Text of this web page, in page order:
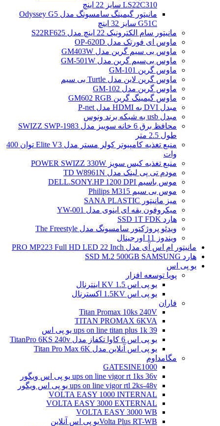
LS22C310 سایز 22 اینچ
مانیتور گیمینگ سامسونگ مدل Odyssey G5
G51C سایز 32 اینچ
مانیتور سام الکترونیک 22 اینچ مدل S22RF625
ماوس ای فورتک مدل OP-620D
ماوس بی سیم گرین مدل GM403W
ماوس بی‌سیم گرین مدل GM-501W
ماوس گرین GM-101
ماوس گرین لاین مدل Turtle بی سیم
ماوس گرین مدل GM-102
ماوس گیمینگ گرین GM602 RGB
مبدل DVI به HDMI مدل P-net
مبدل usb به شبکه برند ونوس
محافظ برق 6 خانه سوییز مدل SWIZZ SWP-1983
طول 2.5 متر
منبع تغذیه کامپیوتر کولر مستر مدل Elite V3 توان 400
وات
منبع تغذیه کیس سویز POWER SWIZZ 330W
مودم تی پی لینک مدل TD W8961N
موس باسیم DELL.SONY.HP 1200 DPI
موس بی سیم Philips M315
میز مانیتور SANA PLASTIC
میکروفون یقه ای اینوی مدل YW-001
هارد SSD 1T FDK
ویدئو پروژکتور سامسونگ مدل The Freestyle
ویندوز 11 اورجینال
مانیتور ام اس آی مدل PRO MP223 Full HD LED 22 Inch
هارد SSD M.2 500GB SAMSUNG
یو پی اس
پویا توسعه افزار
یو پی اس 1.5 KV اینترنال
یو پی اس 1.5KV اکسترنال
فاران
Titan Promax 10ks 240V
TITAN PROMAX 6KVA
ups on line titan plus 1k 39 یو پی اس
یو پی اس 6 کاوا تکفاز مدل TitanPro 6KS 240v
یو پی اس آنلاین مدل Titan Pro Max 6K
مگامداوم
GATESINE1000
ups on line vigor rt 1ks 36v یو پی اس ویگور
ups on line vigor rtl 2ks-48v یو پی اس ویگور
VOLTA EASY 1000 INTERNAL
VOLTA EASY 3000 EXTERNAL
VOLTA EASY 3000 WB
Volta Plus RT-WBیو پی اس آنلاین